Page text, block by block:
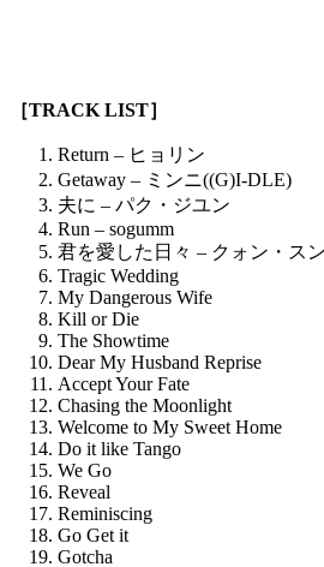
［TRACK LIST］
Return – ヒョリン
Getaway – ミンニ((G)I-DLE)
夫に – パク・ジユン
Run – sogumm
君を愛した日々 – クォン・ス
Tragic Wedding
My Dangerous Wife
Kill or Die
The Showtime
Dear My Husband Reprise
Accept Your Fate
Chasing the Moonlight
Welcome to My Sweet Home
Do it like Tango
We Go
Reveal
Reminiscing
Go Get it
Gotcha